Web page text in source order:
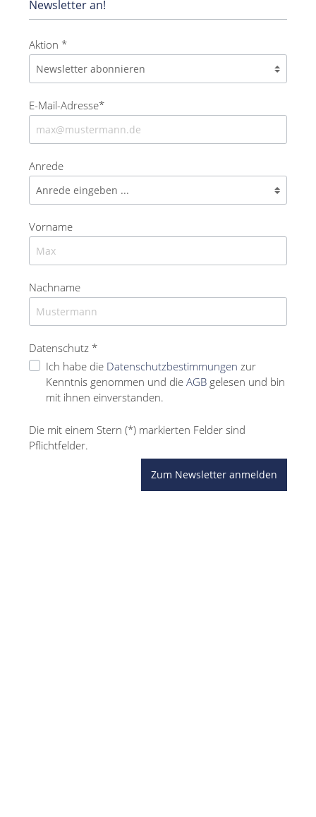
Newsletter an!
Aktion *
E-Mail-Adresse*
Anrede
Vorname
Nachname
Datenschutz *
Ich habe die Datenschutzbestimmungen zur
Kenntnis genommen und die AGB gelesen und bin
mit ihnen einverstanden.
Die mit einem Stern (*) markierten Felder sind
Pflichtfelder.
Zum Newsletter anmelden